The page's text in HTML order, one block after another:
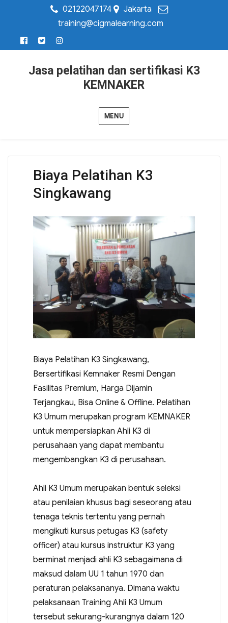
02122047174
Jakarta
training@cigmalearning.com
Jasa pelatihan dan sertifikasi K3
KEMNAKER
MENU
Biaya Pelatihan K3
Singkawang
Biaya Pelatihan K3 Singkawang,
Bersertifikasi Kemnaker Resmi Dengan
Fasilitas Premium, Harga Dijamin
Terjangkau, Bisa Online & Offline. Pelatihan
K3 Umum merupakan program KEMNAKER
untuk mempersiapkan Ahli K3 di
perusahaan yang dapat membantu
mengembangkan K3 di perusahaan.
Ahli K3 Umum merupakan bentuk seleksi
atau penilaian khusus bagi seseorang atau
tenaga teknis tertentu yang pernah
mengikuti kursus petugas K3 (safety
officer) atau kursus instruktur K3 yang
berminat menjadi ahli K3 sebagaimana di
maksud dalam UU 1 tahun 1970 dan
peraturan pelaksananya. Dimana waktu
pelaksanaan Training Ahli K3 Umum
tersebut sekurang-kurangnya dalam 120